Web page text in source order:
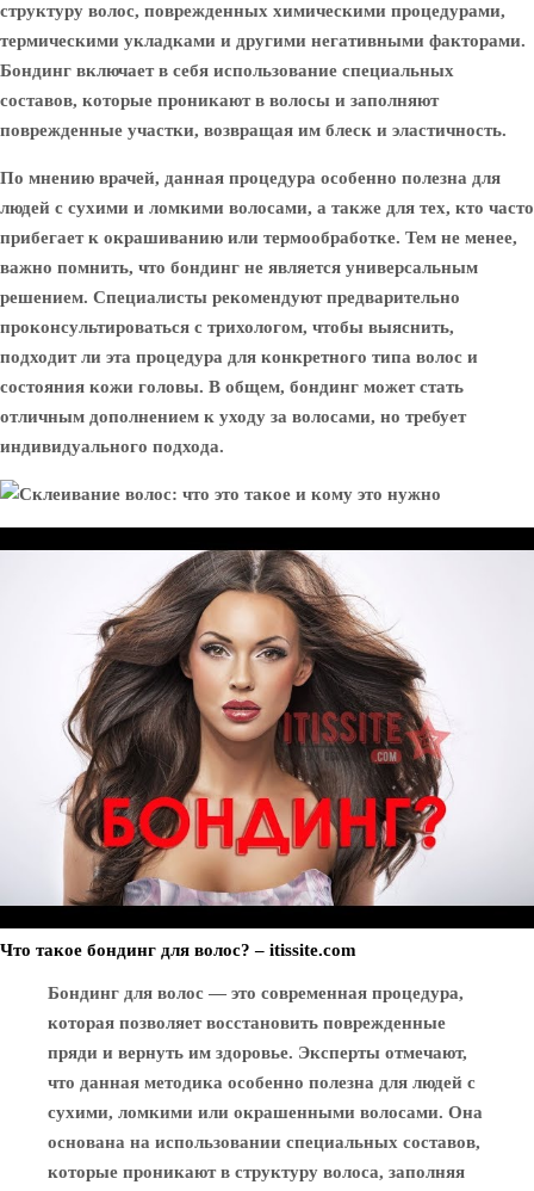
структуру волос, поврежденных химическими процедурами,
термическими укладками и другими негативными факторами.
Бондинг включает в себя использование специальных
составов, которые проникают в волосы и заполняют
поврежденные участки, возвращая им блеск и эластичность.
По мнению врачей, данная процедура особенно полезна для
людей с сухими и ломкими волосами, а также для тех, кто часто
прибегает к окрашиванию или термообработке. Тем не менее,
важно помнить, что бондинг не является универсальным
решением. Специалисты рекомендуют предварительно
проконсультироваться с трихологом, чтобы выяснить,
подходит ли эта процедура для конкретного типа волос и
состояния кожи головы. В общем, бондинг может стать
отличным дополнением к уходу за волосами, но требует
индивидуального подхода.
Что такое бондинг для волос? – itissite.com
Бондинг для волос — это современная процедура,
которая позволяет восстановить поврежденные
пряди и вернуть им здоровье. Эксперты отмечают,
что данная методика особенно полезна для людей с
сухими, ломкими или окрашенными волосами. Она
основана на использовании специальных составов,
которые проникают в структуру волоса, заполняя